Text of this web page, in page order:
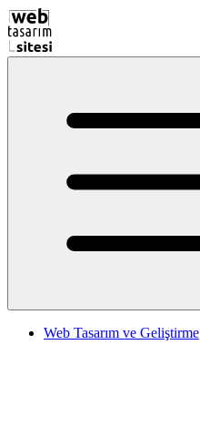
Web Tasarım ve Geliştirme